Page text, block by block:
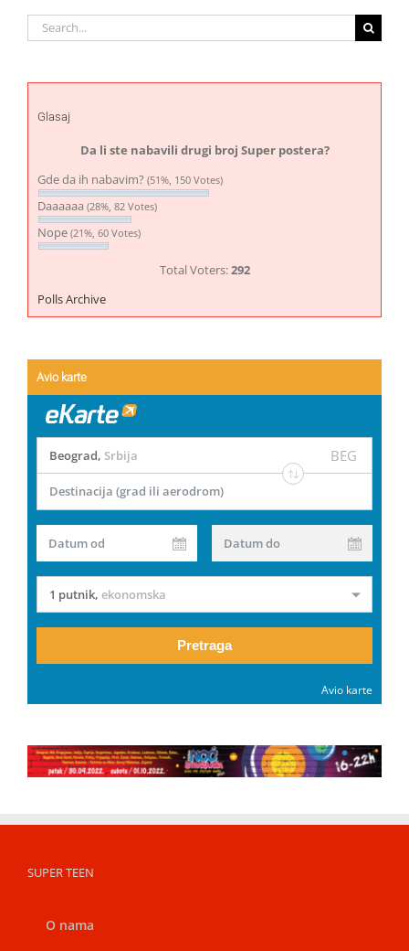
Search
for:
Glasaj
Da li ste nabavili drugi broj Super postera?
Gde da ih nabavim? (51%, 150 Votes)
Daaaaaa (28%, 82 Votes)
Nope (21%, 60 Votes)
Total Voters:292
Polls Archive
Avio karte
Beograd, Srbija BEG
Destinacija (grad ili aerodrom)
Datum od Datum do
1 putnik, ekonomska
Pretraga
Avio karte
SUPER TEEN
O nama